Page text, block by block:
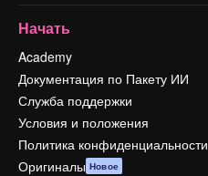
Начать
Academy
Документация по Пакету ИИ
Служба поддержки
Условия и положения
Политика конфиденциальности
Оригиналы Новое